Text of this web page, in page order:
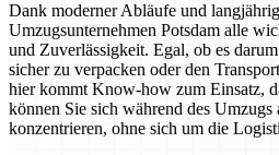
Dank moderner Abläufe und
Umzugsunternehmen Potsdam alle
und Zuverlässigkeit. Egal, ob es
sicher zu verpacken oder den
hier kommt Know-how zum Einsatz,
können Sie sich während des Umzugs
konzentrieren, ohne sich um die